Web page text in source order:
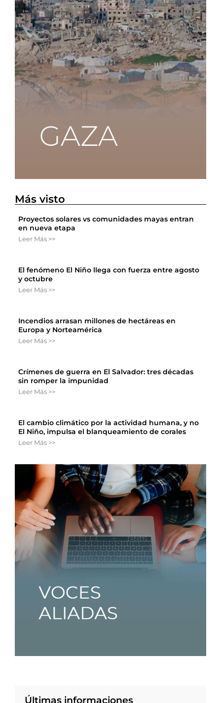
Más visto
Proyectos solares vs comunidades mayas entran
en nueva etapa
Leer Más >>
El fenómeno El Niño llega con fuerza entre agosto
y octubre
Leer Más >>
Incendios arrasan millones de hectáreas en
Europa y Norteamérica
Leer Más >>
Crímenes de guerra en El Salvador: tres décadas
sin romper la impunidad
Leer Más >>
El cambio climático por la actividad humana, y no
El Niño, impulsa el blanqueamiento de corales
Leer Más >>
Últimas informaciones